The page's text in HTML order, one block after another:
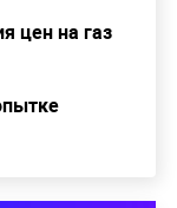
цен на газ